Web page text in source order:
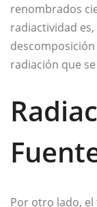
renombrados
radiactividad
radiación que
Por otro lado,